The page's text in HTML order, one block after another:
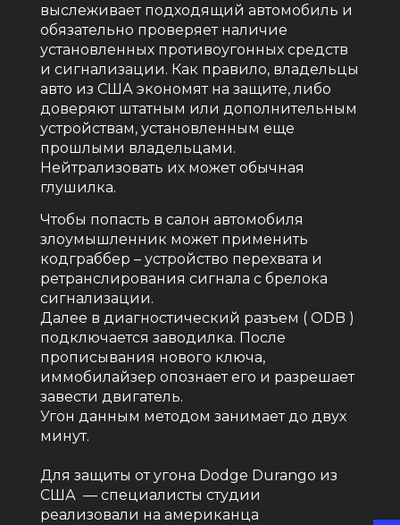
выслеживает подходящий автомобиль и
обязательно проверяет наличие
установленных противоугонных средств
и сигнализации. Как правило, владельцы
авто из США экономят на защите, либо
доверяют штатным или дополнительным
устройствам, установленным еще
прошлыми владельцами.
Нейтрализовать их может обычная
глушилка.
Чтобы попасть в салон автомобиля
злоумышленник может применить
кодграббер – устройство перехвата и
ретранслирования сигнала с брелока
сигнализации.
Далее в диагностический разъем ( ODB )
подключается заводилка. После
прописывания нового ключа,
иммобилайзер опознает его и разрешает
завести двигатель.
Угон данным методом занимает до двух
минут.
Для защиты от угона Dodge Durango из
США — специалисты студии
реализовали на американца